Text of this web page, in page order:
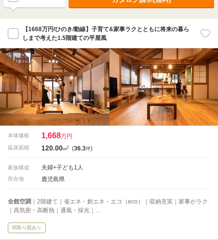
【1668万円/ひのき/動線】子育て&家事ラクとともに将来の暮ら
しまで考えた1.5階建ての平屋風
本体価格 1,668万円
延床面積 120.00m2 (36.3坪)
家族構成 夫婦+子ども1人
所在地 鹿児島県
全館空調 ｜2階建て｜省エネ・創エネ・エコ（eco）｜収納充実｜家事がラク
｜高気密・高断熱｜通風・採光｜…
間取り図あり